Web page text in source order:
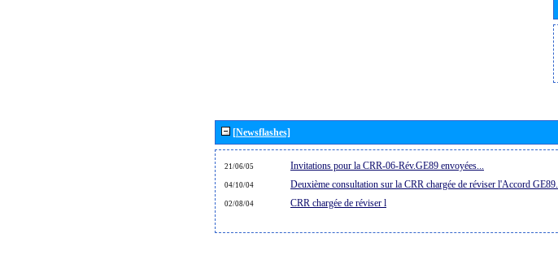
[Newsflashes]
21/06/05 Invitations pour la CRR-06-Rév.GE89 envoyées...
04/10/04 Deuxième consultation sur la CRR chargée de réviser l'Accord GE89...
02/08/04 CRR chargée de réviser l